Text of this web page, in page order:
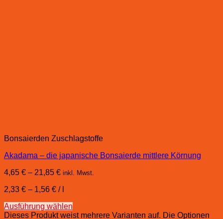
Bonsaierden Zuschlagstoffe
Akadama – die japanische Bonsaierde mittlere Körnung
4,65 € – 21,85 € inkl. Mwst.
2,33 € – 1,56 € /
Ausführung wählen
Dieses Produkt weist mehrere Varianten auf. Die Optionen